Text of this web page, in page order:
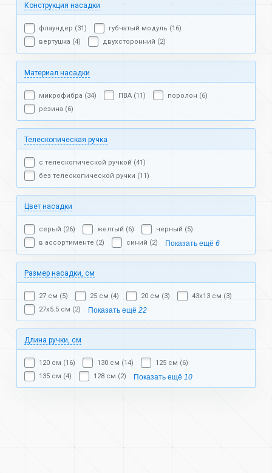
Конструкция насадки
флаундер (31)
губчатый модуль (16)
вертушка (4)
двухсторонний (2)
Материал насадки
микрофибра (34) ПВА (11)
поролон (6)
резина (6)
Телескопическая ручка
с телескопической ручкой (41)
без телескопической ручки (11)
Цвет насадки
серый (26) желтый (6)
черный (5)
в ассортименте (2)
синий (2) Показать ещё 6
Размер насадки, см
27 см (5) 25 см (4) 20 см (3)
43х13 см (3)
27х5.5 см (2)
Показать ещё 22
Длина ручки, см
120 см (16) 130 см (14)
125 см (6)
135 см (4)
128 см (2) Показать ещё 10